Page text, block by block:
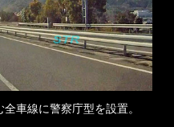
車線に警察庁型を設置。